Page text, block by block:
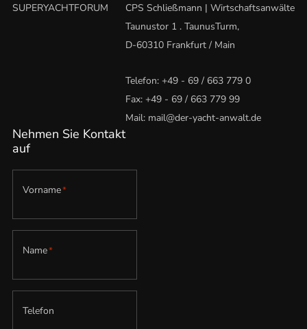
SUPERYACHTFORUM
CPS Schließmann | Wirtschaftsanwälte
Taunustor 1 . TaunusTurm,
D-60310 Frankfurt / Main
Telefon: +49 - 69 / 663 779 0
Fax: +49 - 69 / 663 779 99
Mail: mail@der-yacht-anwalt.de
Nehmen Sie Kontakt
auf
Vorname*
Name*
Telefon